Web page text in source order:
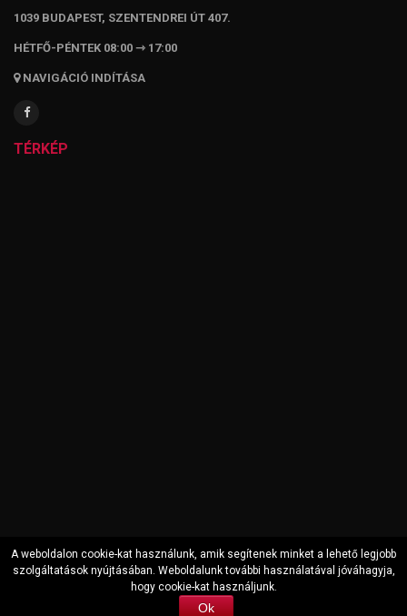
1039 BUDAPEST, SZENTENDREI ÚT 407.
HÉTFŐ-PÉNTEK 08:00 ⇾ 17:00
NAVIGÁCIÓ INDÍTÁSA
TÉRKÉP
Copyright © 2000-2022 Auto Securit Zrt. All Rights Reserved
A weboldalon cookie-kat használunk, amik segítenek minket a lehető legjobb
szolgáltatások nyújtásában. Weboldalunk további használatával jóváhagyja,
hogy cookie-kat használjunk.
Ok